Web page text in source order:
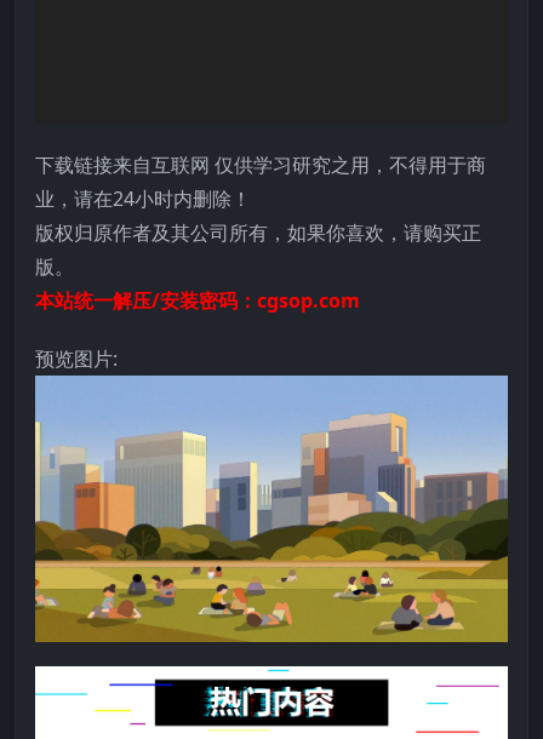
下载链接来自互联网 仅供学习研究之用，不得用于商
业，请在24小时内删除！
版权归原作者及其公司所有，如果你喜欢，请购买正
版。
本站统一解压/安装密码：cgsop.com
预览图片: